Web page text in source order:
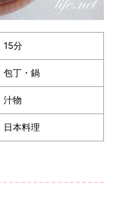
15分
包丁・鍋
汁物
日本料理